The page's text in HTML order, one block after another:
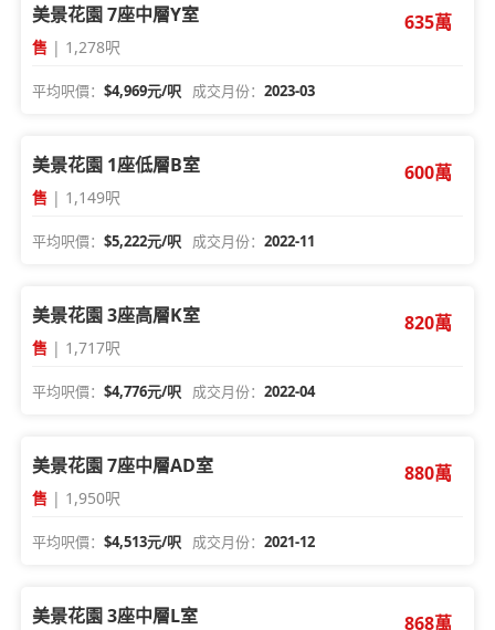
美景花園 7座中層Y室
售 | 1,278呎
635萬
平均呎價：$4,969元/呎 成交月份：2023-03
美景花園 1座低層B室
售 | 1,149呎
600萬
平均呎價：$5,222元/呎 成交月份：2022-11
美景花園 3座高層K室
售 | 1,717呎
820萬
平均呎價：$4,776元/呎 成交月份：2022-04
美景花園 7座中層AD室
售 | 1,950呎
880萬
平均呎價：$4,513元/呎 成交月份：2021-12
美景花園 3座中層L室 868萬